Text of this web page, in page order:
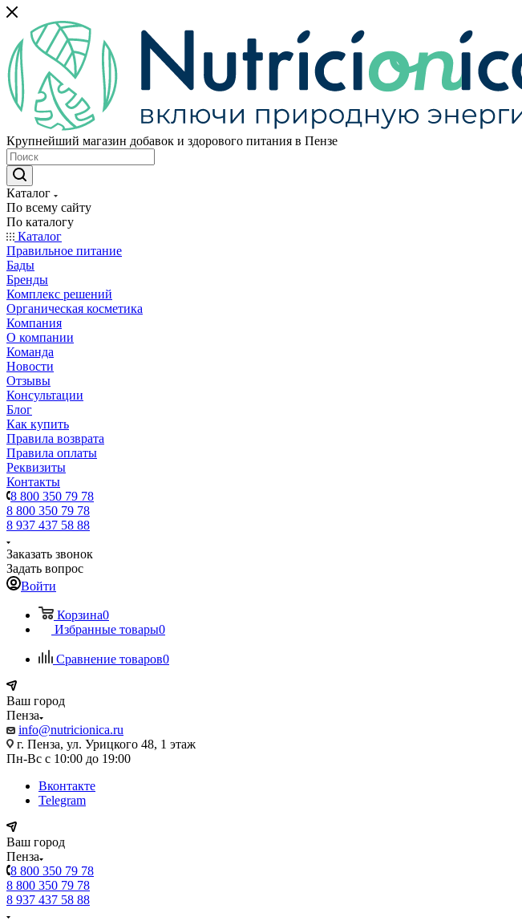
Крупнейший магазин добавок и здорового питания в Пензе
Каталог
По всему сайту
По каталогу
Каталог
Правильное питание
Бады
Бренды
Комплекс решений
Органическая косметика
Компания
О компании
Команда
Новости
Отзывы
Консультации
Блог
Как купить
Правила возврата
Правила оплаты
Реквизиты
Контакты
8 800 350 79 78
8 800 350 79 78
8 937 437 58 88
Заказать звонок
Задать вопрос
Войти
Корзина0
Избранные товары0
Сравнение товаров0
Ваш город
Пенза
info@nutricionica.ru
г. Пенза, ул. Урицкого 48, 1 этаж
Пн-Вс с 10:00 до 19:00
Вконтакте
Telegram
Ваш город
Пенза
8 800 350 79 78
8 800 350 79 78
8 937 437 58 88